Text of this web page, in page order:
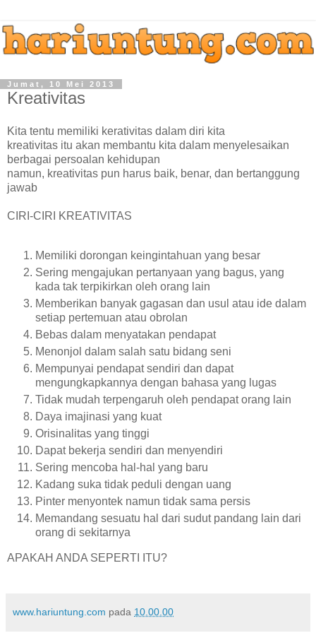
Jumat, 10 Mei 2013
Kreativitas
Kita tentu memiliki kerativitas dalam diri kita
kreativitas itu akan membantu kita dalam menyelesaikan
berbagai persoalan kehidupan
namun, kreativitas pun harus baik, benar, dan bertanggung
jawab
CIRI-CIRI KREATIVITAS
Memiliki dorongan keingintahuan yang besar
Sering mengajukan pertanyaan yang bagus, yang
kada tak terpikirkan oleh orang lain
Memberikan banyak gagasan dan usul atau ide dalam
setiap pertemuan atau obrolan
Bebas dalam menyatakan pendapat
Menonjol dalam salah satu bidang seni
Mempunyai pendapat sendiri dan dapat
mengungkapkannya dengan bahasa yang lugas
Tidak mudah terpengaruh oleh pendapat orang lain
Daya imajinasi yang kuat
Orisinalitas yang tinggi
Dapat bekerja sendiri dan menyendiri
Sering mencoba hal-hal yang baru
Kadang suka tidak peduli dengan uang
Pinter menyontek namun tidak sama persis
Memandang sesuatu hal dari sudut pandang lain dari
orang di sekitarnya
APAKAH ANDA SEPERTI ITU?
www.hariuntung.com pada 10.00.00